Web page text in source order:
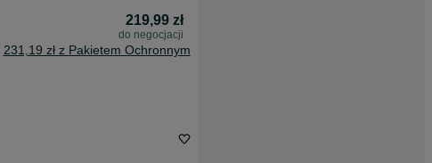
219,99 zł
do negocjacji
231,19 zł z Pakietem Ochronnym